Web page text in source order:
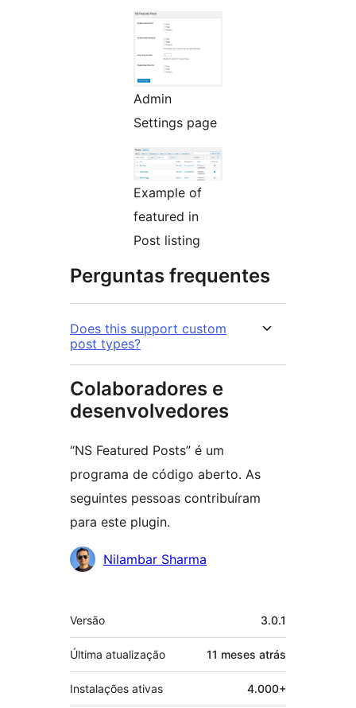
Admin
Settings page
Example of
featured in
Post listing
Perguntas frequentes
Does this support custom
post types?
Colaboradores e
desenvolvedores
“NS Featured Posts” é um
programa de código aberto. As
seguintes pessoas contribuíram
para este plugin.
Colaboradores
Nilambar Sharma
Meta
Versão 3.0.1
Última atualização 11 meses atrás
Instalações ativas 4.000+